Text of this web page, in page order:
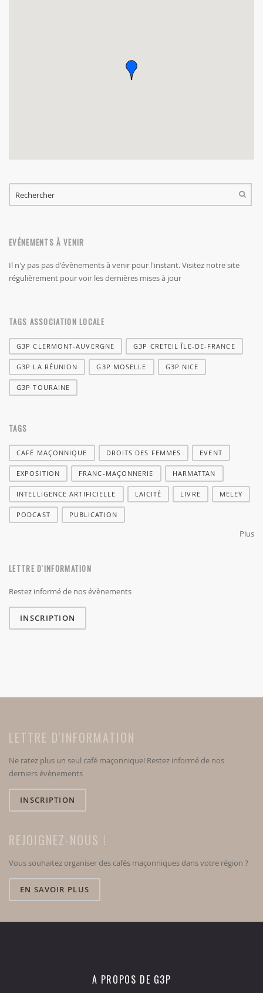
FORMULAIRE DE RECHERCHE
EVÉNEMENTS À VENIR
Il n'y pas pas d'évènements à venir pour l'instant. Visitez notre site
régulièrement pour voir les dernières mises à jour
TAGS ASSOCIATION LOCALE
G3P CLERMONT-AUVERGNE G3P CRETEIL ÎLE-DE-FRANCE
G3P LA RÉUNION G3P MOSELLE G3P NICE
G3P TOURAINE
TAGS
CAFÉ MAÇONNIQUE DROITS DES FEMMES EVENT
EXPOSITION FRANC-MAÇONNERIE HARMATTAN
INTELLIGENCE ARTIFICIELLE LAICITÉ LIVRE MELEY
PODCAST PUBLICATION
Plus
LETTRE D'INFORMATION
Restez informé de nos évènements
INSCRIPTION
LETTRE D'INFORMATION
Ne ratez plus un seul café maçonnique! Restez informé de nos
derniers évènements
INSCRIPTION
REJOIGNEZ-NOUS !
Vous souhaitez organiser des cafés maçonniques dans votre région ?
EN SAVOIR PLUS
A PROPOS DE G3P